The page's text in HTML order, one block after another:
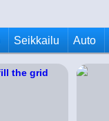
Seikkailu Auto